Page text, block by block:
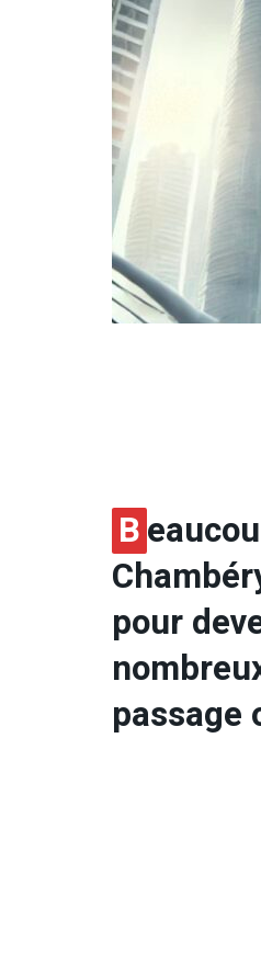
B
pour
passage